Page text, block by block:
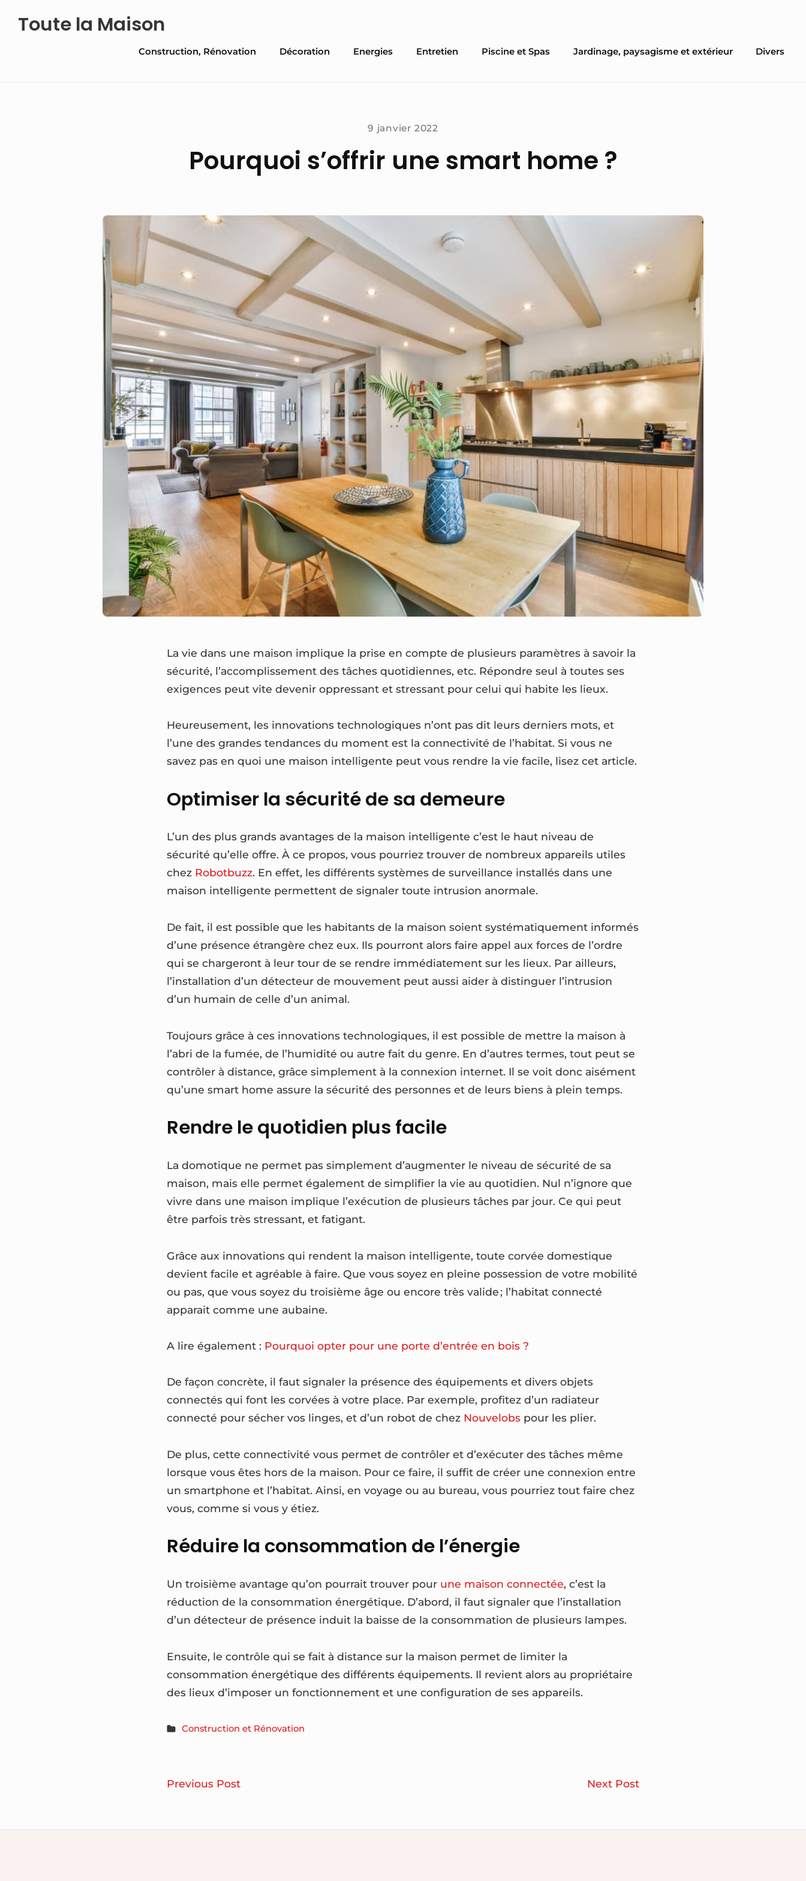
Toute la Maison
Site
Construction, Rénovation Décoration Energies Entretien Piscine et Spas Jardinage, paysagisme et extérieur Divers
9 janvier 2022
Pourquoi s’offrir une smart home ?
La vie dans une maison implique la prise en compte de plusieurs paramètres à savoir la
sécurité, l’accomplissement des tâches quotidiennes, etc. Répondre seul à toutes ses
exigences peut vite devenir oppressant et stressant pour celui qui habite les lieux.
Heureusement, les innovations technologiques n’ont pas dit leurs derniers mots, et
l’une des grandes tendances du moment est la connectivité de l’habitat. Si vous ne
savez pas en quoi une maison intelligente peut vous rendre la vie facile, lisez cet article.
Optimiser la sécurité de sa demeure
L’un des plus grands avantages de la maison intelligente c’est le haut niveau de
sécurité qu’elle offre. À ce propos, vous pourriez trouver de nombreux appareils utiles
chez Robotbuzz. En effet, les différents systèmes de surveillance installés dans une
maison intelligente permettent de signaler toute intrusion anormale.
De fait, il est possible que les habitants de la maison soient systématiquement informés
d’une présence étrangère chez eux. Ils pourront alors faire appel aux forces de l’ordre
qui se chargeront à leur tour de se rendre immédiatement sur les lieux. Par ailleurs,
l’installation d’un détecteur de mouvement peut aussi aider à distinguer l’intrusion
d’un humain de celle d’un animal.
Toujours grâce à ces innovations technologiques, il est possible de mettre la maison à
l’abri de la fumée, de l’humidité ou autre fait du genre. En d’autres termes, tout peut se
contrôler à distance, grâce simplement à la connexion internet. Il se voit donc aisément
qu’une smart home assure la sécurité des personnes et de leurs biens à plein temps.
Rendre le quotidien plus facile
La domotique ne permet pas simplement d’augmenter le niveau de sécurité de sa
maison, mais elle permet également de simplifier la vie au quotidien. Nul n’ignore que
vivre dans une maison implique l’exécution de plusieurs tâches par jour. Ce qui peut
être parfois très stressant, et fatigant.
Grâce aux innovations qui rendent la maison intelligente, toute corvée domestique
devient facile et agréable à faire. Que vous soyez en pleine possession de votre mobilité
ou pas, que vous soyez du troisième âge ou encore très valide ; l’habitat connecté
apparait comme une aubaine.
A lire également : Pourquoi opter pour une porte d’entrée en bois ?
De façon concrète, il faut signaler la présence des équipements et divers objets
connectés qui font les corvées à votre place. Par exemple, profitez d’un radiateur
connecté pour sécher vos linges, et d’un robot de chez Nouvelobs pour les plier.
De plus, cette connectivité vous permet de contrôler et d’exécuter des tâches même
lorsque vous êtes hors de la maison. Pour ce faire, il suffit de créer une connexion entre
un smartphone et l’habitat. Ainsi, en voyage ou au bureau, vous pourriez tout faire chez
vous, comme si vous y étiez.
Réduire la consommation de l’énergie
Un troisième avantage qu’on pourrait trouver pour une maison connectée, c’est la
réduction de la consommation énergétique. D’abord, il faut signaler que l’installation
d’un détecteur de présence induit la baisse de la consommation de plusieurs lampes.
Ensuite, le contrôle qui se fait à distance sur la maison permet de limiter la
consommation énergétique des différents équipements. Il revient alors au propriétaire
des lieux d’imposer un fonctionnement et une configuration de ses appareils.
Construction et Rénovation
Navigation
Previous PostComment
Next PostPourquoi